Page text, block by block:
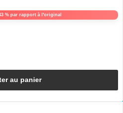
% par rapport à l'original
au panier